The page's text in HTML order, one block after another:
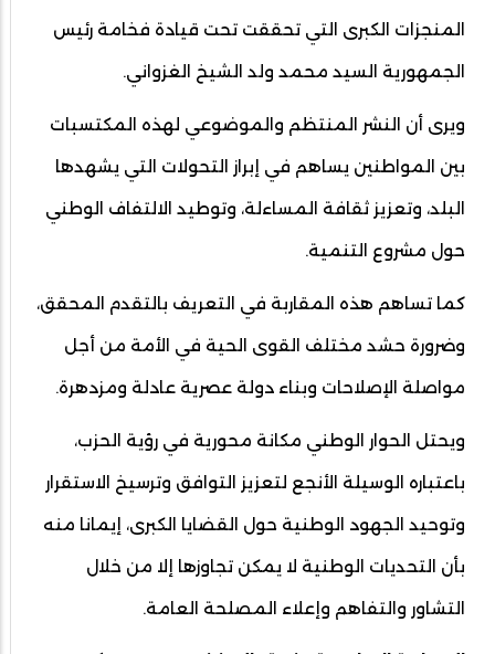
المنجزات الكبرى التي تحققت تحت قيادة فخامة رئيس
الجمهورية السيد محمد ولد الشيخ الغزواني.
ويرى أن النشر المنتظم والموضوعي لهذه المكتسبات
بين المواطنين يساهم في إبراز التحولات التي يشهدها
البلد، وتعزيز ثقافة المساءلة، وتوطيد الالتفاف الوطني
حول مشروع التنمية.
كما تساهم هذه المقاربة في التعريف بالتقدم المحقق،
وضرورة حشد مختلف القوى الحية في الأمة من أجل
مواصلة الإصلاحات وبناء دولة عصرية عادلة ومزدهرة.
ويحتل الحوار الوطني مكانة محورية في رؤية الحزب،
باعتباره الوسيلة الأنجع لتعزيز التوافق وترسيخ الاستقرار
وتوحيد الجهود الوطنية حول القضايا الكبرى، إيمانا منه
بأن التحديات الوطنية لا يمكن تجاوزها إلا من خلال
التشاور والتفاهم وإعلاء المصلحة العامة.